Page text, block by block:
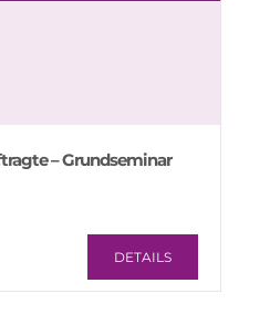
– Grundseminar
DETAILS